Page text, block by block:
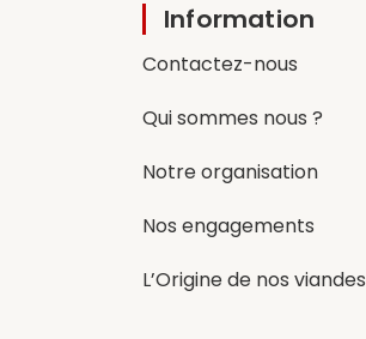
Information
Contactez-nous
Qui sommes nous ?
Notre organisation
Nos engagements
L’Origine de nos viandes